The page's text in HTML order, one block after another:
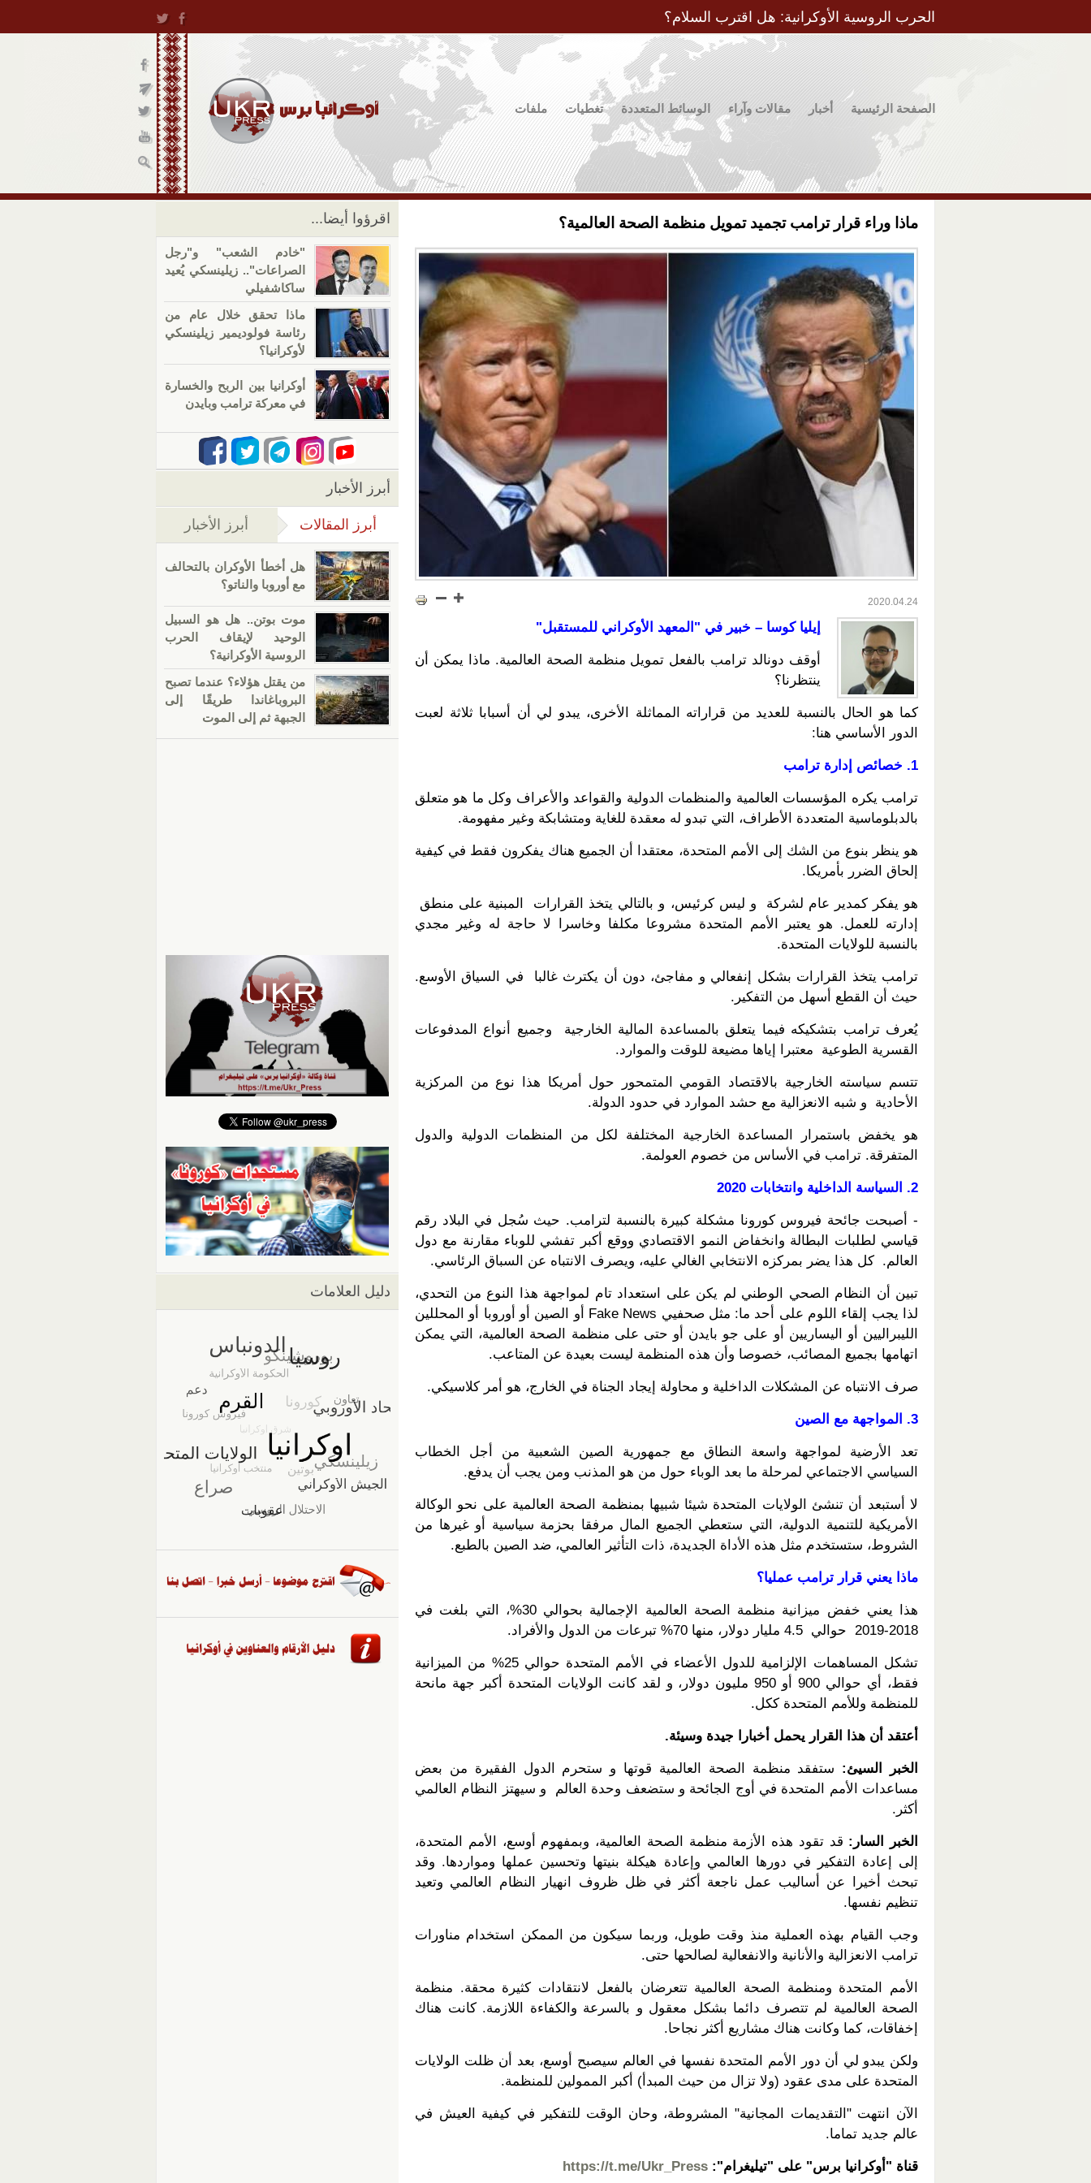
الحرب الروسية الأوكرانية: هل اقترب السلام؟
الصفحة الرئيسية أخبار مقالات وآراء الوسائط المتعددة تغطيات ملفات
ماذا وراء قرار ترامب تجميد تمويل منظمة الصحة العالمية؟
2020.04.24
إيليا كوسا – خبير في "المعهد الأوكراني للمستقبل"
أوقف دونالد ترامب بالفعل تمويل منظمة الصحة العالمية. ماذا يمكن أن
ينتظرنا؟
كما هو الحال بالنسبة للعديد من قراراته المماثلة الأخرى، يبدو لي أن أسبابا ثلاثة لعبت
الدور الأساسي هنا:
1. خصائص إدارة ترامب
ترامب يكره المؤسسات العالمية والمنظمات الدولية والقواعد والأعراف وكل ما هو متعلق
بالدبلوماسية المتعددة الأطراف، التي تبدو له معقدة للغاية ومتشابكة وغير مفهومة.
هو ينظر بنوع من الشك إلى الأمم المتحدة، معتقدا أن الجميع هناك يفكرون فقط في كيفية
إلحاق الضرر بأمريكا.
هو يفكر كمدير عام لشركة و ليس كرئيس، و بالتالي يتخذ القرارات المبنية على منطق
إدارته للعمل. هو يعتبر الأمم المتحدة مشروعا مكلفا وخاسرا لا حاجة له وغير مجدي
بالنسبة للولايات المتحدة.
ترامب يتخذ القرارات بشكل إنفعالي و مفاجئ، دون أن يكترث غالبا في السياق الأوسع.
حيث أن القطع أسهل من التفكير.
يُعرف ترامب بتشكيكه فيما يتعلق بالمساعدة المالية الخارجية وجميع أنواع المدفوعات
القسرية الطوعية معتبرا إياها مضيعة للوقت والموارد.
تتسم سياسته الخارجية بالاقتصاد القومي المتمحور حول أمريكا هذا نوع من المركزية
الأحادية و شبه الانعزالية مع حشد الموارد في حدود الدولة.
هو يخفض باستمرار المساعدة الخارجية المختلفة لكل من المنظمات الدولية والدول
المتفرقة. ترامب في الأساس من خصوم العولمة.
2. السياسة الداخلية وانتخابات 2020
- أصبحت جائحة فيروس كورونا مشكلة كبيرة بالنسبة لترامب. حيث سُجل في البلاد رقم
قياسي لطلبات البطالة وانخفاض النمو الاقتصادي ووقع أكبر تفشي للوباء مقارنة مع دول
العالم. كل هذا يضر بمركزه الانتخابي الغالي عليه، ويصرف الانتباه عن السباق الرئاسي.
تبين أن النظام الصحي الوطني لم يكن على استعداد تام لمواجهة هذا النوع من التحدي،
لذا يجب إلقاء اللوم على أحد ما: مثل صحفيي Fake News أو الصين أو أوروبا أو المحللين
الليبراليين أو اليساريين أو على جو بايدن أو حتى على منظمة الصحة العالمية، التي يمكن
اتهامها بجميع المصائب، خصوصا وأن هذه المنظمة ليست بعيدة عن المتاعب.
صرف الانتباه عن المشكلات الداخلية و محاولة إيجاد الجناة في الخارج، هو أمر كلاسيكي.
3. المواجهة مع الصين
تعد الأرضية لمواجهة واسعة النطاق مع جمهورية الصين الشعبية من أجل الخطاب
السياسي الاجتماعي لمرحلة ما بعد الوباء حول من هو المذنب ومن يجب أن يدفع.
لا أستبعد أن تنشئ الولايات المتحدة شيئا شبيها بمنظمة الصحة العالمية على نحو الوكالة
الأمريكية للتنمية الدولية، التي ستعطي الجميع المال مرفقا بحزمة سياسية أو غيرها من
الشروط، ستستخدم مثل هذه الأداة الجديدة، ذات التأثير العالمي، ضد الصين بالطبع.
ماذا يعني قرار ترامب عمليا؟
هذا يعني خفض ميزانية منظمة الصحة العالمية الإجمالية بحوالي 30%، التي بلغت في
2018-2019 حوالي 4.5 مليار دولار، منها 70% تبرعات من الدول والأفراد.
تشكل المساهمات الإلزامية للدول الأعضاء في الأمم المتحدة حوالي 25% من الميزانية
فقط، أي حوالي 900 أو 950 مليون دولار، و لقد كانت الولايات المتحدة أكبر جهة مانحة
للمنظمة وللأمم المتحدة ككل.
أعتقد أن هذا القرار يحمل أخبارا جيدة وسيئة.
الخبر السيئ: ستفقد منظمة الصحة العالمية قوتها و ستحرم الدول الفقيرة من بعض
مساعدات الأمم المتحدة في أوج الجائحة و ستضعف وحدة العالم و سيهتز النظام العالمي
أكثر.
الخبر السار: قد تقود هذه الأزمة منظمة الصحة العالمية، وبمفهوم أوسع، الأمم المتحدة،
إلى إعادة التفكير في دورها العالمي وإعادة هيكلة بنيتها وتحسين عملها ومواردها. وقد
تبحث أخيرا عن أساليب عمل ناجعة أكثر في ظل ظروف انهيار النظام العالمي وتعيد
تنظيم نفسها.
وجب القيام بهذه العملية منذ وقت طويل، وربما سيكون من الممكن استخدام مناورات
ترامب الانعزالية والأنانية والانفعالية لصالحها حتى.
الأمم المتحدة ومنظمة الصحة العالمية تتعرضان بالفعل لانتقادات كثيرة محقة. منظمة
الصحة العالمية لم تتصرف دائما بشكل معقول و بالسرعة والكفاءة اللازمة. كانت هناك
إخفاقات، كما وكانت هناك مشاريع أكثر نجاحا.
ولكن يبدو لي أن دور الأمم المتحدة نفسها في العالم سيصبح أوسع، بعد أن ظلت الولايات
المتحدة على مدى عقود (ولا تزال من حيث المبدأ) أكبر الممولين للمنظمة.
الآن انتهت "التقديمات المجانية" المشروطة، وحان الوقت للتفكير في كيفية العيش في
عالم جديد تماما.
قناة "أوكرانيا برس" على "تيليغرام": https://t.me/Ukr_Press
اقرؤوا أيضا...
"خادم الشعب" و"رجل
الصراعات".. زيلينسكي يُعيد
ساكاشفيلي
ماذا تحقق خلال عام من
رئاسة فولوديمير زيلينسكي
لأوكرانيا؟
أوكرانيا بين الربح والخسارة
في معركة ترامب وبايدن
أبرز الأخبار
أبرز المقالات (علامة التبويب النشطة)
أبرز الأخبار
هل أخطأ الأوكران بالتحالف
مع أوروبا والناتو؟
موت بوتن.. هل هو السبيل
الوحيد لإيقاف الحرب
الروسية الأوكرانية؟
من يقتل هؤلاء؟ عندما تصبح
البروباغاندا طريقًا إلى
الجبهة ثم إلى الموت
دليل العلامات